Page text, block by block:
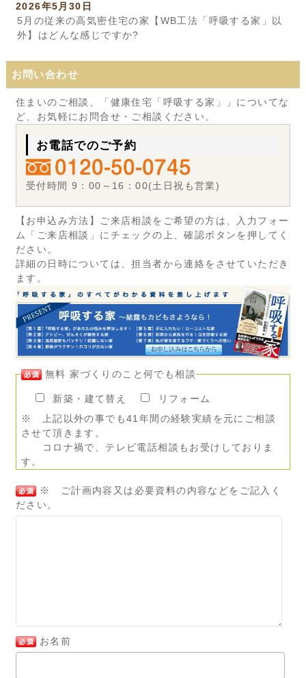
2026年5月30日
5月の従来の高気密住宅の家【WB工法「呼吸する家」以
外】はどんな感じですか?
お問い合わせ
住まいのご相談、「健康住宅「呼吸する家」」についてな
ど、お気軽にお問合せ・ご相談ください。
お電話でのご予約
受付時間 9：00～16：00(土日祝も営業)
【お申込み方法】ご来店相談をご希望の方は、入力フォー
ム「ご来店相談」にチェックの上、確認ボタンを押してく
ださい。
詳細の日時については、担当者から連絡をさせていただき
ます。
無料 家づくりのこと何でも相談
新築・建て替え
リフォーム
※ 上記以外の事でも41年間の経験実績を元にご相談
させて頂きます。
コロナ禍で、テレビ電話相談もお受けしておりま
す。
※ ご計画内容又は必要資料の内容などをご記入く
ださい。
お名前